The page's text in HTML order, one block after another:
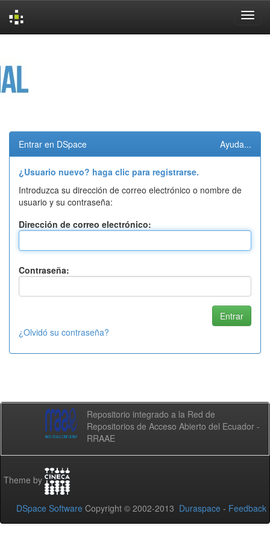
Entrar en DSpace Ayuda...
¿Usuario nuevo? haga clic para registrarse.
Introduzca su dirección de correo electrónico o nombre de
usuario y su contraseña:
Dirección de correo electrónico:
Contraseña:
¿Olvidó su contraseña?
Repositorio integrado a la Red de
Repositorios de Acceso Abierto del Ecuador -
RRAAE
Theme by
DSpace Software Copyright © 2002-2013 Duraspace - Feedback